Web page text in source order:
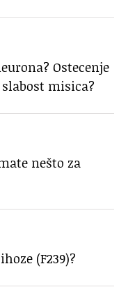
Ostecenje
misica?
nešto za
(F239)?